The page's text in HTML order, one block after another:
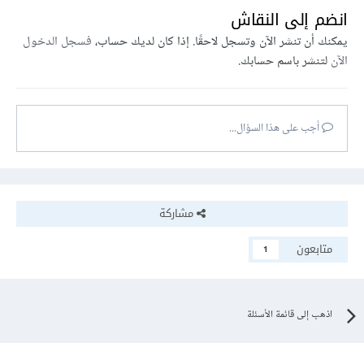
انضم إلى النقاش
يمكنك أن تنشر الآن وتسجل لاحقًا. إذا كان لديك حساب،فسجل الدخول
الآنلتنشر باسم حسابك.
أجب على هذا السؤال...
مشاركة
متابعون
1
اذهب إلى قائمة الأسئلة